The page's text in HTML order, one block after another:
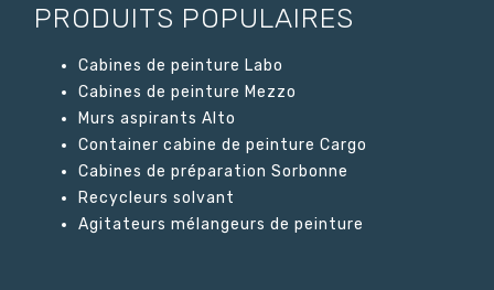
PRODUITS POPULAIRES
Cabines de peinture Labo
Cabines de peinture Mezzo
Murs aspirants Alto
Container cabine de peinture Cargo
Cabines de préparation Sorbonne
Recycleurs solvant
Agitateurs mélangeurs de peinture